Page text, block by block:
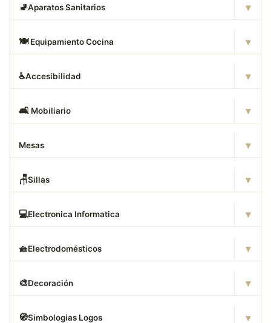
🚽Aparatos Sanitarios ▾
🍽️ Equipamiento Cocina ▾
♿Accesibilidad ▾
🛋 ️ Mobiliario ▾
Mesas ▾
🪑Sillas ▾
💻Electronica Informatica ▾
🧺Electrodomésticos ▾
🎨Decoración ▾
🧭Simbologias Logos ▾